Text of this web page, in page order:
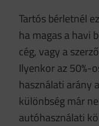
Tartós bérletnél
ha magas a havi
cég, vagy a
Ilyenkor az 50%-
használati arány
különbség már
autóhasználati